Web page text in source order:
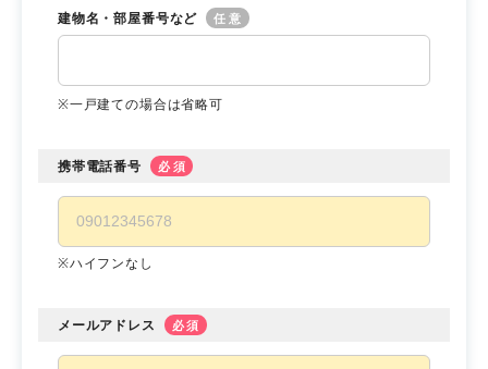
建物名・部屋番号など 任意
※一戸建ての場合は省略可
携帯電話番号 必須
※ハイフンなし
メールアドレス 必須